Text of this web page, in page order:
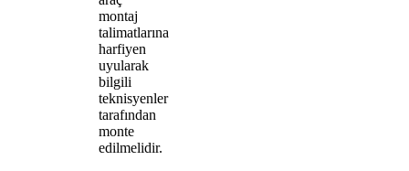
montaj
talimatlarına
harfiyen
uyularak
bilgili
teknisyenler
tarafından
monte
edilmelidir.